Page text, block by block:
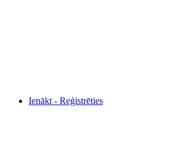
Ienākt - Reģistrēties